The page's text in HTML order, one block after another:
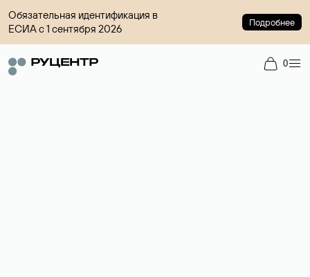
Обязательная идентификация в
ЕСИА с 1 сентября 2026
Подробнее
0